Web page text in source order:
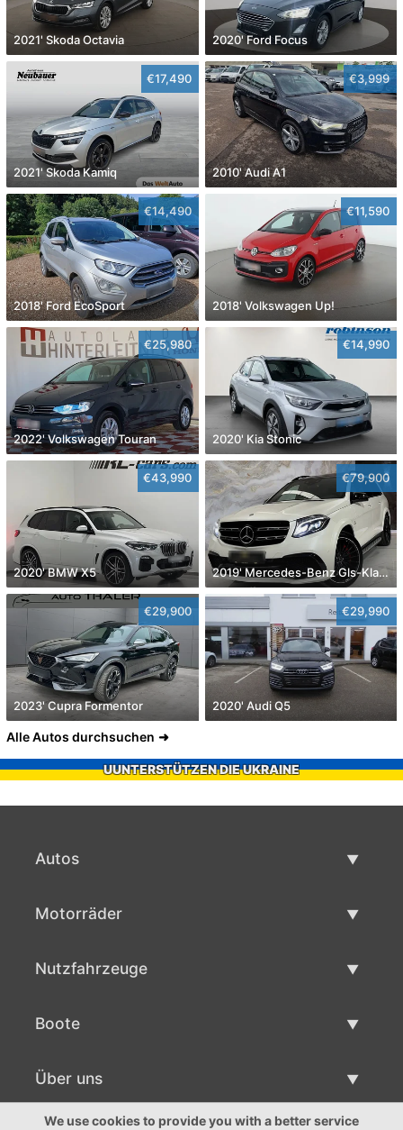
2021' Skoda Octavia 2020' Ford Focus
€17,490
2021' Skoda Kamiq
€3,999
2010' Audi A1
€14,490
2018' Ford EcoSport
€11,590
2018' Volkswagen Up!
€25,980
2022' Volkswagen Touran
€14,990
2020' Kia Stonic
€43,990
2020' BMW X5
€79,900
2019' Mercedes-Benz Gls-Klasse
€29,900
2023' Cupra Formentor
€29,990
2020' Audi Q5
Alle Autos durchsuchen
UUNTERSTÜTZEN DIE UKRAINE
Autos
Motorräder
Nutzfahrzeuge
Boote
Bootsverkauf
Über uns
Über uns
We use cookies to provide you with a better service